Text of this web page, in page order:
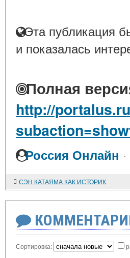
Эта публикация
и показалась
Полная
http://
Россия Онлайн ·
СЭН КАТАЯМА КАК ИСТОРИК
Сортировка: